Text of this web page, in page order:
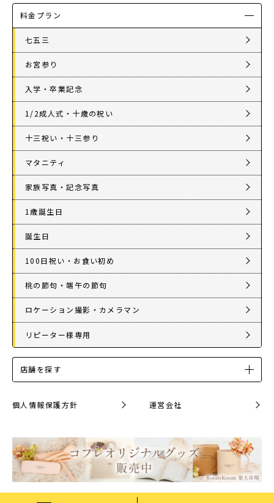
料金プラン
七五三
お宮参り
入学・卒業記念
1/2成人式・十歳の祝い
十三祝い・十三参り
マタニティ
家族写真・記念写真
1歳誕生日
誕生日
100日祝い・お食い初め
桃の節句・端午の節句
ロケーション撮影・カメラマン
リピーター様専用
店舗を探す
個人情報保護方針 運営会社